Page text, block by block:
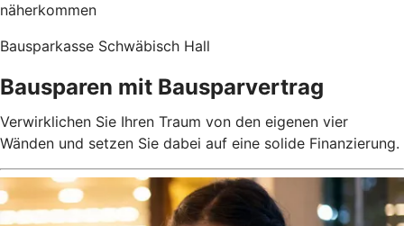
näherkommen
Bausparkasse Schwäbisch Hall
Bausparen mit Bausparvertrag
Verwirklichen Sie Ihren Traum von den eigenen vier
Wänden und setzen Sie dabei auf eine solide Finanzierung.